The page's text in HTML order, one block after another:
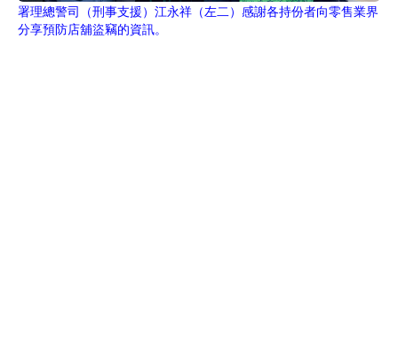
署理總警司（刑事支援）江永祥（左二）感謝各持份者向零售業界
分享預防店舖盜竊的資訊。